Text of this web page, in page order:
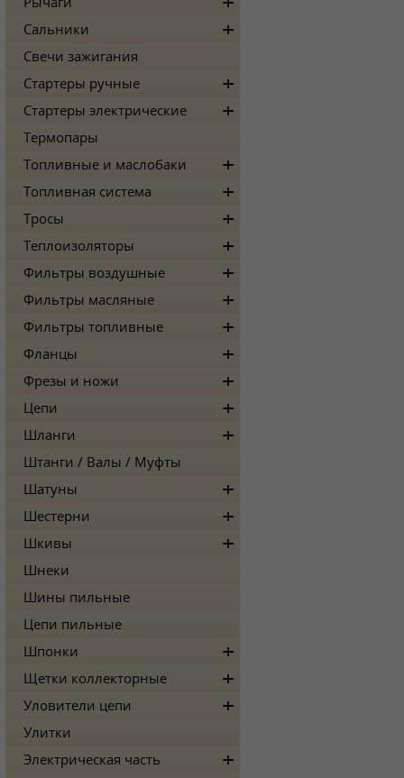
Сальники
Свечи зажигания
Стартеры ручные
Стартеры электрические
Термопары
Топливные и маслобаки
Топливная система
Тросы
Теплоизоляторы
Фильтры воздушные
Фильтры масляные
Фильтры топливные
Фланцы
Фрезы и ножи
Цепи
Шланги
Штанги / Валы / Муфты
Шатуны
Шестерни
Шкивы
Шнеки
Шины пильные
Цепи пильные
Шпонки
Щетки коллекторные
Уловители цепи
Улитки
Электрическая часть